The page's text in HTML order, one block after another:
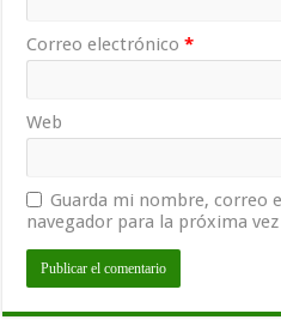
Correo electrónico*
Web
Guarda mi nombre, correo
navegador para la próxima